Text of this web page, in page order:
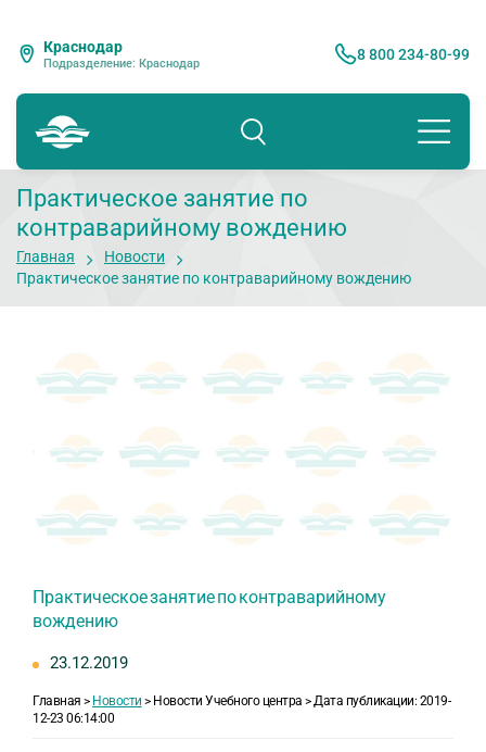
Краснодар
Подразделение: Краснодар
8 800 234-80-99
Практическое занятие по
контраварийному вождению
Главная
Новости
Практическое занятие по контраварийному вождению
Практическое занятие по контраварийному
вождению
23.12.2019
Главная > Новости > Новости Учебного центра > Дата публикации: 2019-
12-23 06:14:00